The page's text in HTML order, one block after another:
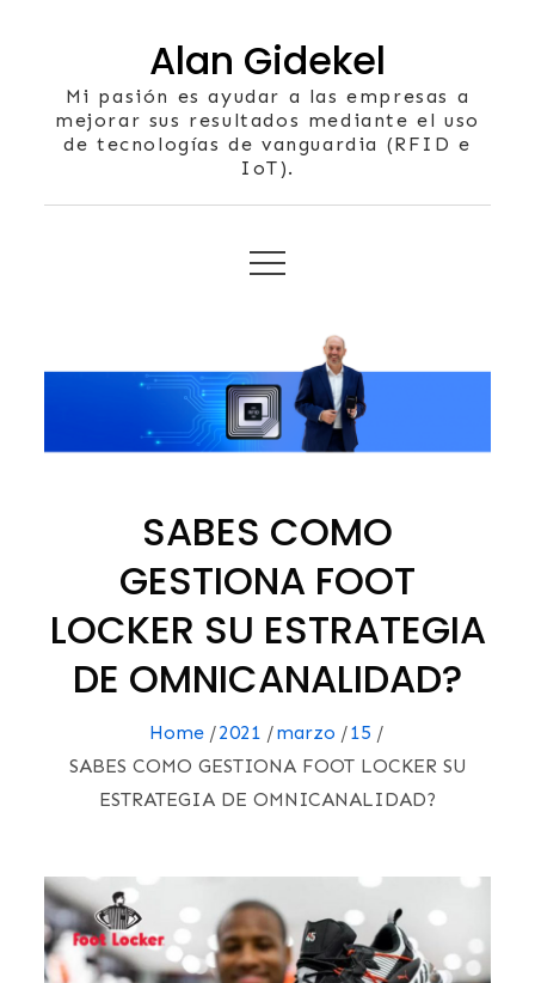
Alan Gidekel
Mi pasión es ayudar a las empresas a
mejorar sus resultados mediante el uso
de tecnologías de vanguardia (RFID e
IoT).
SABES COMO
GESTIONA FOOT
LOCKER SU ESTRATEGIA
DE OMNICANALIDAD?
Home 2021 marzo
15
SABES COMO GESTIONA FOOT LOCKER SU
ESTRATEGIA DE OMNICANALIDAD?